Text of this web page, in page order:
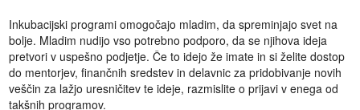
Inkubacijski programi omogočajo mladim, da spreminjajo svet na
bolje. Mladim nudijo vso potrebno podporo, da se njihova ideja
pretvori v uspešno podjetje. Če to idejo že imate in si želite dostop
do mentorjev, finančnih sredstev in delavnic za pridobivanje novih
veščin za lažjo uresničitev te ideje, razmislite o prijavi v enega od
takšnih programov.